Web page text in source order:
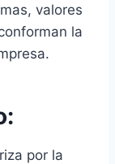
valores
la
por la